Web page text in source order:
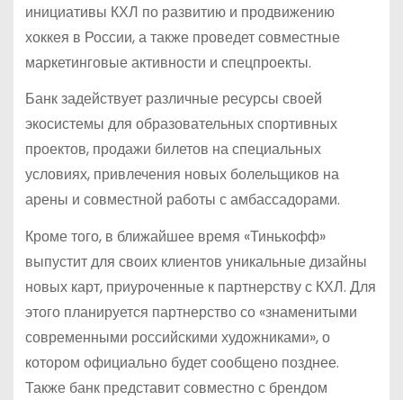
инициативы КХЛ по развитию и продвижению
хоккея в России, а также проведет совместные
маркетинговые активности и спецпроекты.
Банк задействует различные ресурсы своей
экосистемы для образовательных спортивных
проектов, продажи билетов на специальных
условиях, привлечения новых болельщиков на
арены и совместной работы с амбассадорами.
Кроме того, в ближайшее время «Тинькофф»
выпустит для своих клиентов уникальные дизайны
новых карт, приуроченные к партнерству с КХЛ. Для
этого планируется партнерство со «знаменитыми
современными российскими художниками», о
котором официально будет сообщено позднее.
Также банк представит совместно с брендом